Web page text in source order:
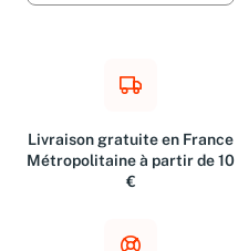
Livraison gratuite en France
Métropolitaine à partir de 10
€